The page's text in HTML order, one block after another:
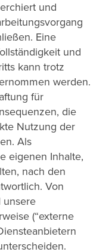
und
Eine
und
kann trotz
werden.
für
die
Nutzung der
Als
eigenen Inhalte,
nach den
Von
unsere
(“externe